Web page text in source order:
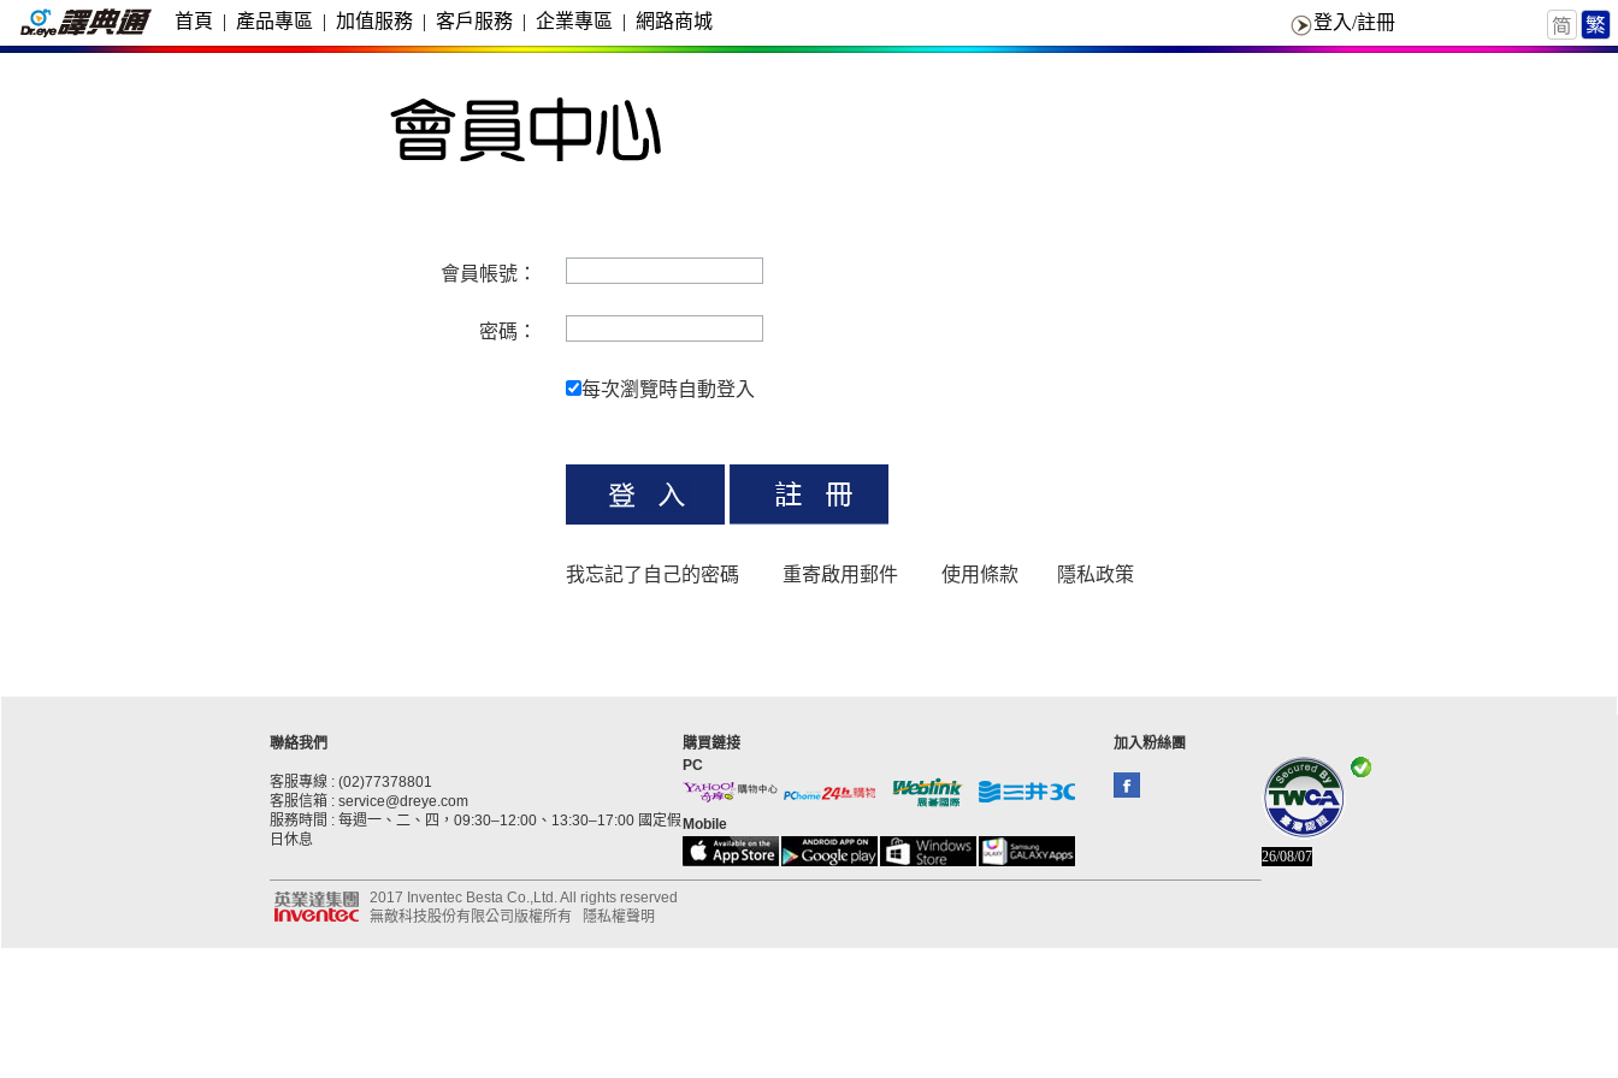
首頁 | 產品專區 | 加值服務 | 客戶服務 | 企業專區 | 網路商城 登入/註冊
會員帳號：
密碼：
每次瀏覽時自動登入
我忘記了自己的密碼 重寄啟用郵件 使用條款 隱私政策
聯絡我們
客服專線 : (02)77378801
客服信箱 : service@dreye.com
服務時間 : 每週一、二、四，09:30–12:00、13:30–17:00 國定假
日休息
購買鏈接
PC
Mobile
加入粉絲團
26/08/07
2017 Inventec Besta Co.,Ltd. All rights reserved
無敵科技股份有限公司版權所有
隱私權聲明